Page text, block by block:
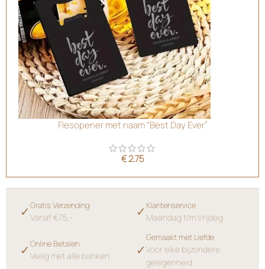
Flesopener met naam “Best Day Ever”
€2.75
✓ Gratis Verzending
Vanaf €75,- ✓ Klantenservice
Maandag t/m Vrijdag
✓ Online Betalen
Veilig met alle banken ✓
Gemaakt met Liefde
Voor elke bijzondere
gelegenheid